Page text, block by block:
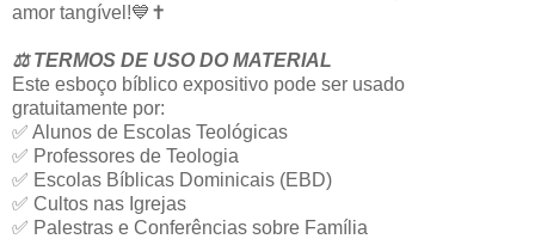
amor tangível!💙✝️
⚖️ TERMOS DE USO DO MATERIAL
Este esboço bíblico expositivo pode ser usado
gratuitamente por:
✅ Alunos de Escolas Teológicas
✅ Professores de Teologia
✅ Escolas Bíblicas Dominicais (EBD)
✅ Cultos nas Igrejas
✅ Palestras e Conferências sobre Família